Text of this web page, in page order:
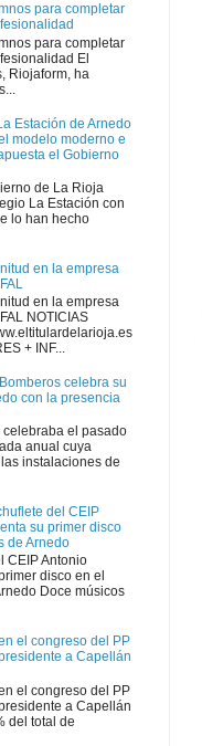
para completar
para completar
El
Riojaform, ha
Estación de Arnedo
modelo moderno e
el Gobierno
de La Rioja
La Estación con
lo han hecho
en la empresa
en la empresa
NOTICIAS
+ INF...
celebra su
con la presencia
el pasado
anual cuya
instalaciones de
del CEIP
su primer disco
de Arnedo
CEIP Antonio
disco en el
Doce músicos
el congreso del PP
a Capellán
el congreso del PP
a Capellán
del total de